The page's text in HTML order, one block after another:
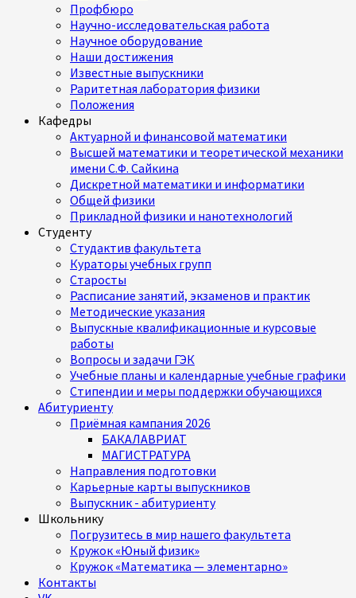
Профбюро
Научно-исследовательская работа
Научное оборудование
Наши достижения
Известные выпускники
Раритетная лаборатория физики
Положения
Кафедры
Актуарной и финансовой математики
Высшей математики и теоретической механики
имени С.Ф. Сайкина
Дискретной математики и информатики
Общей физики
Прикладной физики и нанотехнологий
Студенту
Студактив факультета
Кураторы учебных групп
Старосты
Расписание занятий, экзаменов и практик
Методические указания
Выпускные квалификационные и курсовые
работы
Вопросы и задачи ГЭК
Учебные планы и календарные учебные графики
Стипендии и меры поддержки обучающихся
Абитуриенту
Приёмная кампания 2026
БАКАЛАВРИАТ
МАГИСТРАТУРА
Направления подготовки
Карьерные карты выпускников
Выпускник - абитуриенту
Школьнику
Погрузитесь в мир нашего факультета
Кружок «Юный физик»
Кружок «Математика — элементарно»
Контакты